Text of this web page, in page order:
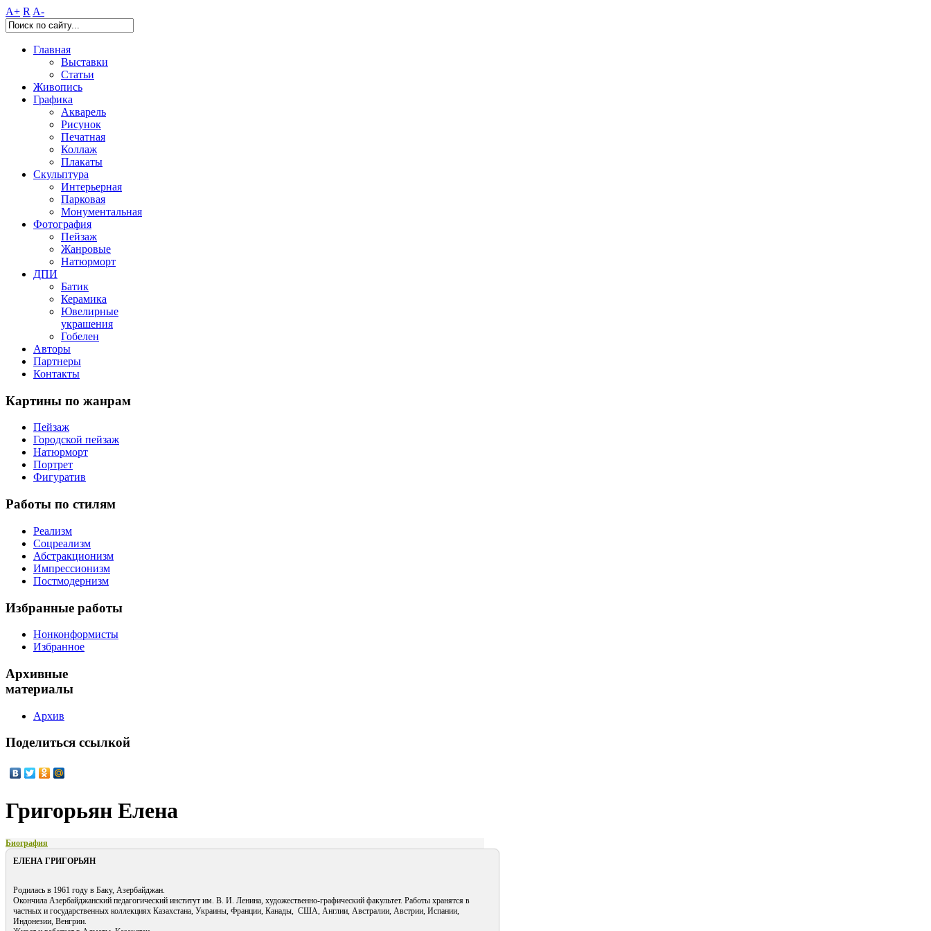
A+ R A-
Главная
Выставки
Статьи
Живопись
Графика
Акварель
Рисунок
Печатная
Коллаж
Плакаты
Скульптура
Интерьерная
Парковая
Монументальная
Фотография
Пейзаж
Жанровые
Натюрморт
ДПИ
Батик
Керамика
Ювелирные
украшения
Гобелен
Авторы
Партнеры
Контакты
Картины по жанрам
Пейзаж
Городской пейзаж
Натюрморт
Портрет
Фигуратив
Работы по стилям
Реализм
Соцреализм
Абстракционизм
Импрессионизм
Постмодернизм
Избранные работы
Нонконформисты
Избранное
Архивные
материалы
Архив
Поделиться ссылкой
Григорьян Елена
Биография
ЕЛЕНА ГРИГОРЬЯН
Родилась в 1961 году в Баку, Азербайджан.
Окончила Азербайджанский педагогический институт им. В. И. Ленина, художественно-графический факультет. Работы хранятся в
частных и государственных коллекциях Казахстана, Украины, Франции, Канады, США, Англии, Австралии, Австрии, Испании,
Индонезии, Венгрии.